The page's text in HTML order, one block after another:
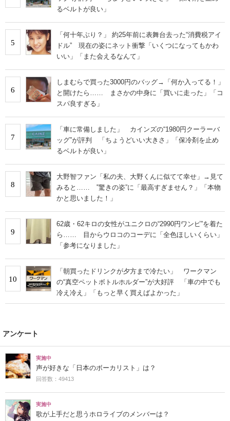
るベルトが良い」
5
「何十年ぶり？」 約25年前に表舞台去った“消費税アイ
ドル” 現在の姿にネット衝撃「いくつになってもかわ
いい」「また会えるなんて」
6
しまむらで買った3000円のバッグ→「何か入ってる！」
と開けたら…… まさかの中身に「買いに走った」「コ
スパ良すぎる」
7
「車に常備しました」 カインズの“1980円クーラーバ
ッグ”が評判 「ちょうどいい大きさ」「保冷剤を止め
るベルトが良い」
8
大野智ファン「私の夫、大野くんに似てて幸せ」→見て
みると…… ‟驚きの姿”に「最高すぎません？」「本物
かと思いました！」
9
62歳・62キロの女性がユニクロの“2990円ワンピ”を着た
ら…… 目からウロコのコーデに「全色ほしいくらい」
「参考になりました」
10
「朝買ったドリンクが夕方まで冷たい」 ワークマン
の“真空ペットボトルホルダー”が大好評 「車の中でも
冷え冷え」「もっと早く買えばよかった」
アンケート
実施中
声が好きな「日本のボーカリスト」は？
回答数：49413
実施中
歌が上手だと思うホロライブのメンバーは？